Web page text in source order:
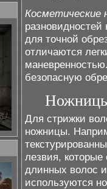
Косметические
для точной
отличаются
безопасную
Для стрижки
ножницы.
лезвия,
длинных волос
используются